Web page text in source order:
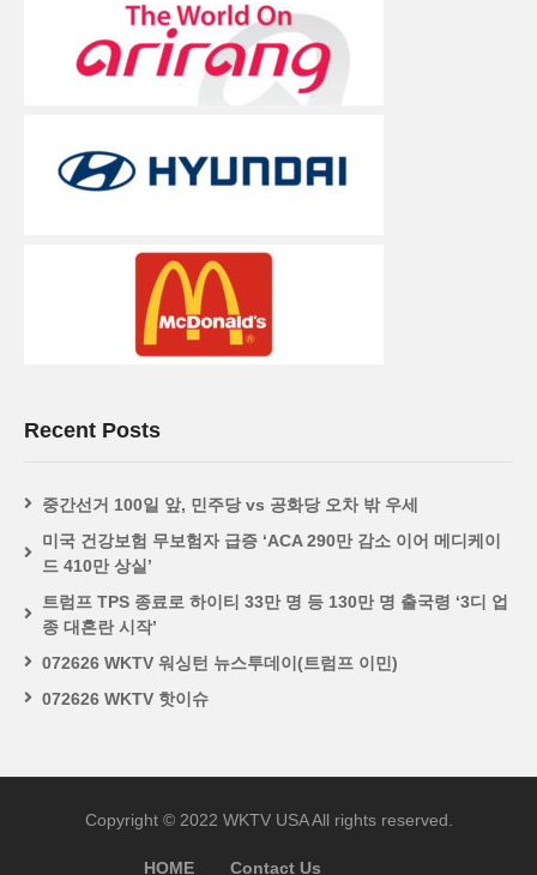
Recent Posts
중간선거 100일 앞, 민주당 vs 공화당 오차 밖 우세
미국 건강보험 무보험자 급증 ‘ACA 290만 감소 이어 메디케이
드 410만 상실’
트럼프 TPS 종료로 하이티 33만 명 등 130만 명 출국령 ‘3디 업
종 대혼란 시작’
072626 WKTV 워싱턴 뉴스투데이(트럼프 이민)
072626 WKTV 핫이슈
Copyright © 2022 WKTV USA All rights reserved.
HOME Contact Us